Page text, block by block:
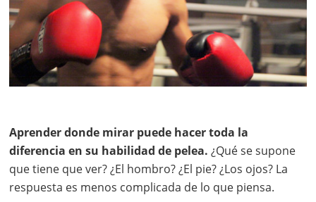
Aprender donde mirar puede hacer toda la
diferencia en su habilidad de pelea. ¿Qué se supone
que tiene que ver? ¿El hombro? ¿El pie? ¿Los ojos? La
respuesta es menos complicada de lo que piensa.